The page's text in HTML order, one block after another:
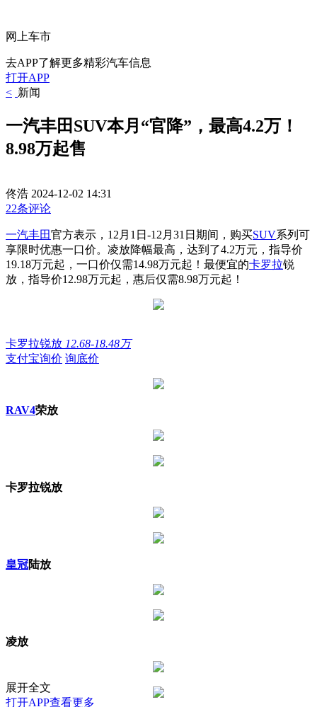
网上车市
去APP了解更多精彩汽车信息
打开APP
< 新闻
一汽丰田SUV本月“官降”，最高4.2万！
8.98万起售
佟浩 2024-12-02 14:31
22条评论
一汽丰田官方表示，12月1日-12月31日期间，购买SUV系列可
享限时优惠一口价。凌放降幅最高，达到了4.2万元，指导价
19.18万元起，一口价仅需14.98万元起！最便宜的卡罗拉锐
放，指导价12.98万元起，惠后仅需8.98万元起！
卡罗拉锐放 12.68-18.48万
支付宝询价 询底价
RAV4荣放
卡罗拉锐放
皇冠陆放
凌放
展开全文
打开APP查看更多